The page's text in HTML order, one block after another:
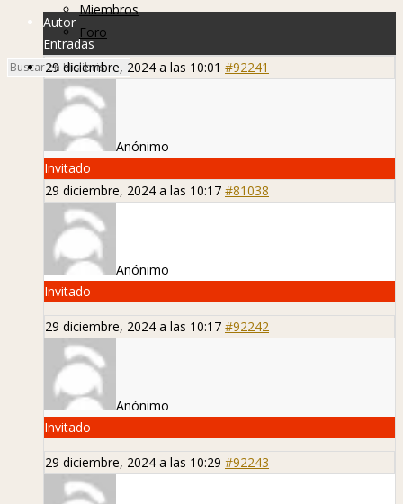
Miembros
Foro
Autor
Entradas
29 diciembre, 2024 a las 10:01 #92241
Anónimo
Invitado
29 diciembre, 2024 a las 10:17 #81038
Anónimo
Invitado
29 diciembre, 2024 a las 10:17 #92242
Anónimo
Invitado
29 diciembre, 2024 a las 10:29 #92243